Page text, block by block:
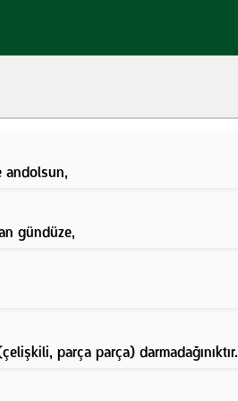
andolsun,
gündüze,
parça parça) darmadağınıktır.